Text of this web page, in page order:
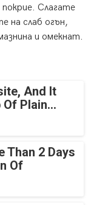
Слагате
на слаб огън,
и омекнат.
And It
Plain...
Than 2 Days
Of